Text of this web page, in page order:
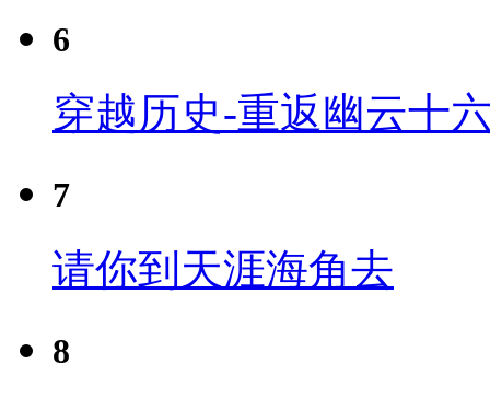
6
穿越历史-重返幽云十
7
请你到天涯海角去
8